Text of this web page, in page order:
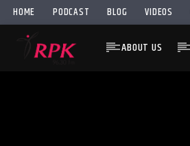
HOME PODCAST BLOG VIDEOS
ABOUT US